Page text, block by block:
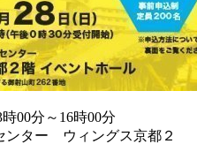
時00分～16時00分
ンター ウィングス京都２